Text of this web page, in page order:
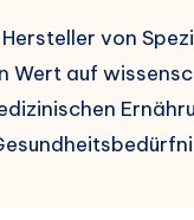
von
Wert auf